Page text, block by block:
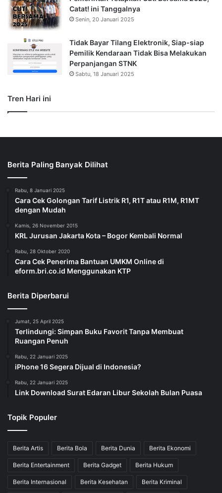
Catat! ini Tanggalnya
Senin, 20 Januari 2025
Tidak Bayar Tilang Elektronik, Siap-siap
Pemilik Kendaraan Tidak Bisa Melakukan
Perpanjangan STNK
Sabtu, 18 Januari 2025
Tren Hari ini
Berita Paling Banyak Dilihat
Rabu, 8 Januari 2025
Cara Cek Golongan Tarif Listrik R1, R1T atau R1M, R1MT
dengan Mudah
Kamis, 26 November 2015
KRL Jurusan Jakarta Kota – Bogor Kembali Normal
Rabu, 28 Oktober 2020
Cara Cek Penerima Bantuan UMKM Online di
eform.bri.co.id Menggunakan KTP
Berita Diperbarui
Jumat, 25 April 2025
Terlindungi: Simpan Buku Favorit Tanpa Membuat
Ruangan Penuh
Rabu, 22 Januari 2025
iPhone 16 Segera Dijual di Indonesia?
Rabu, 22 Januari 2025
Link Download Surat Edaran Libur Sekolah Bulan Puasa
Topik Populer
Berita Artis Berita Bola Berita Dunia Berita Ekonomi
Berita Entertainment Berita Gadget Berita Hukum
Berita Internasional Berita Kesehatan Berita Kriminal